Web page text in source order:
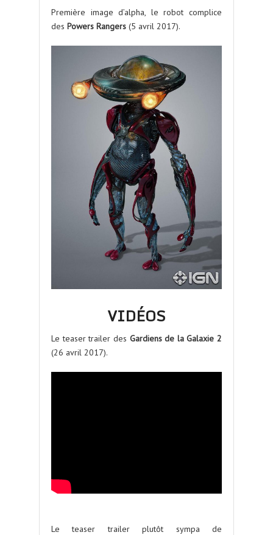
Première image d’alpha, le robot complice
des Powers Rangers (5 avril 2017).
VIDÉOS
Le teaser trailer des Gardiens de la Galaxie 2
(26 avril 2017).
Le teaser trailer plutôt sympa de